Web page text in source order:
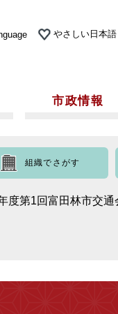
やさしい日本語
市政情報
組織でさがす
度第1回富田林市交